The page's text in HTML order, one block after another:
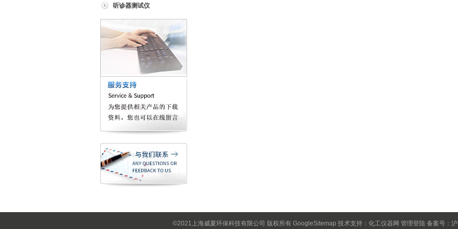
听诊器测试仪
©2021上海威夏环保科技有限公司 版权所有 GoogleSitemap 技术支持： 化工仪器网 管理登陆 备案号：